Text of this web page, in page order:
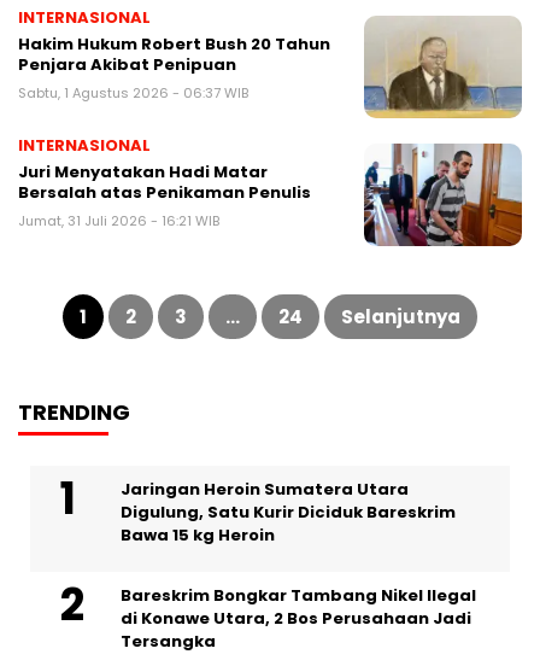
INTERNASIONAL
Hakim Hukum Robert Bush 20 Tahun
Penjara Akibat Penipuan
Sabtu, 1 Agustus 2026 - 06:37 WIB
INTERNASIONAL
Juri Menyatakan Hadi Matar
Bersalah atas Penikaman Penulis
Jumat, 31 Juli 2026 - 16:21 WIB
Paginasi
pos
1 2 3 … 24 Selanjutnya
TRENDING
Jaringan Heroin Sumatera Utara
Digulung, Satu Kurir Diciduk Bareskrim
Bawa 15 kg Heroin
Bareskrim Bongkar Tambang Nikel Ilegal
di Konawe Utara, 2 Bos Perusahaan Jadi
Tersangka